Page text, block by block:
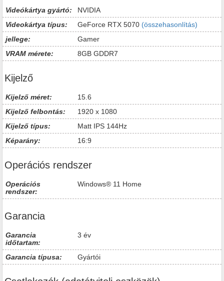
Videókártya gyártó:
NVIDIA
Videokártya típus:
GeForce RTX 5070 (összehasonlítás)
jellege:
Gamer
VRAM mérete:
8GB GDDR7
Kijelző
Kijelző méret:
15.6
Kijelző felbontás:
1920 x 1080
Kijelző típus:
Matt IPS 144Hz
Képarány:
16:9
Operációs rendszer
Operációs
rendszer:
Windows® 11 Home
Garancia
Garancia
időtartam:
3 év
Garancia típusa: Gyártói